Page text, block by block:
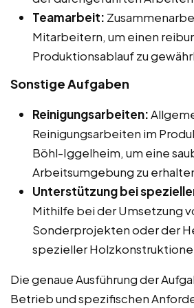
Teamarbeit:
Mitarbeitern, um einen
Produktionsablauf zu
Sonstige Aufgaben
Reinigungsarbeiten:
Reinigungsarbeiten im
Böhl-Iggelheim, um eine
Arbeitsumgebung zu
Unterstützung bei
Mithilfe bei der Umsetzung
Sonderprojekten oder der
spezieller
Die genaue Ausführung der
Betrieb und spezifischen